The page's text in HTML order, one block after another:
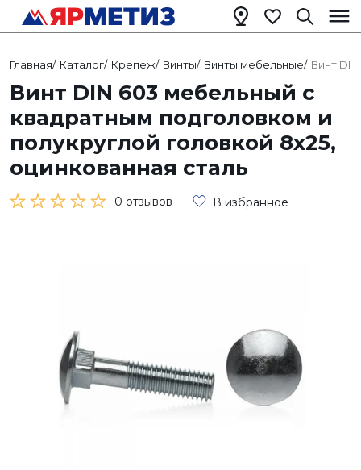
Главная/ Каталог/ Крепеж/ Винты/ Винты мебельные/ Винт
Винт DIN 603 мебельный с
квадратным подголовком и
полукруглой головкой 8х25,
оцинкованная сталь
0 отзывов В избранное